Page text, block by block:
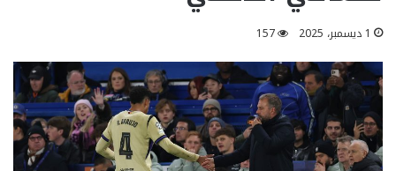
1 ديسمبر، 2025 157